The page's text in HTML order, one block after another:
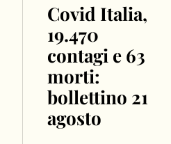
Covid Italia,
19.470
contagi e 63
morti:
bollettino 21
agosto